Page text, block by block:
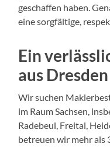
geschaffen haben.
eine sorgfältige,
Ein
aus Dresden
Wir suchen
im Raum Sachsen,
Radebeul, Freital,
betreuen wir mehr als